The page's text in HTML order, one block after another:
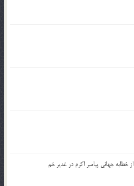
خطابه جهانی پیامبر اکرم در غدیر خم